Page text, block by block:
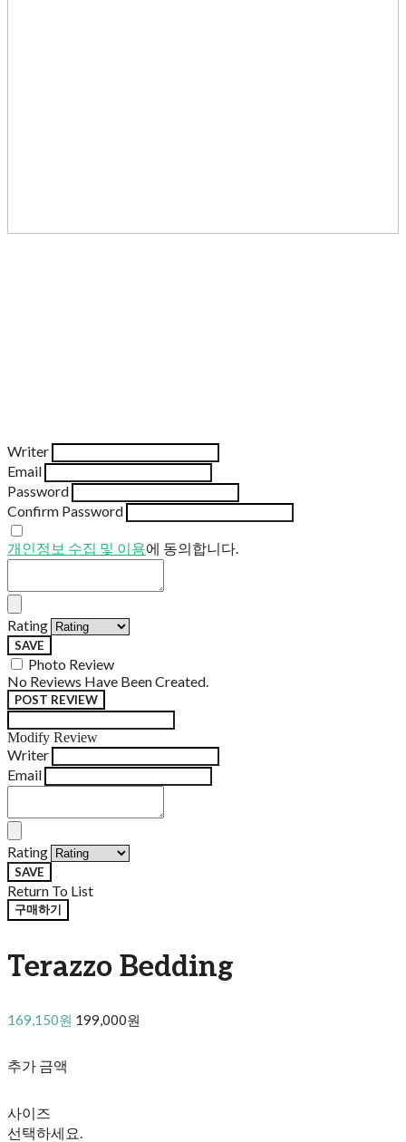
Writer
Email
Password
Confirm Password
개인정보 수집 및 이용에 동의합니다.
Rating
SAVE
Photo Review
No Reviews Have Been Created.
POST REVIEW
Modify Review
Writer
Email
Rating
SAVE
Return To List
구매하기
Terazzo Bedding
169,150원 199,000원
추가 금액
사이즈
선택하세요.